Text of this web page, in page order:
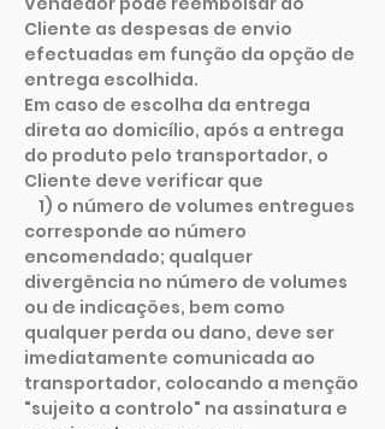
Cliente as despesas de envio
efectuadas em função da opção de
entrega escolhida.
Em caso de escolha da entrega
direta ao domicílio, após a entrega
do produto pelo transportador, o
Cliente deve verificar que
1) o número de volumes entregues
corresponde ao número
encomendado; qualquer
divergência no número de volumes
ou de indicações, bem como
qualquer perda ou dano, deve ser
imediatamente comunicada ao
transportador, colocando a menção
"sujeito a controlo" na assinatura e